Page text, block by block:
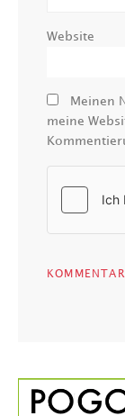
Website
Meinen
meine